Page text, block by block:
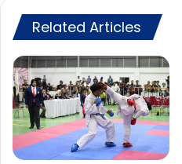
m
u
t
A
k
a
n
D
n
y
u
s
u
n
a
n
P
Related Articles